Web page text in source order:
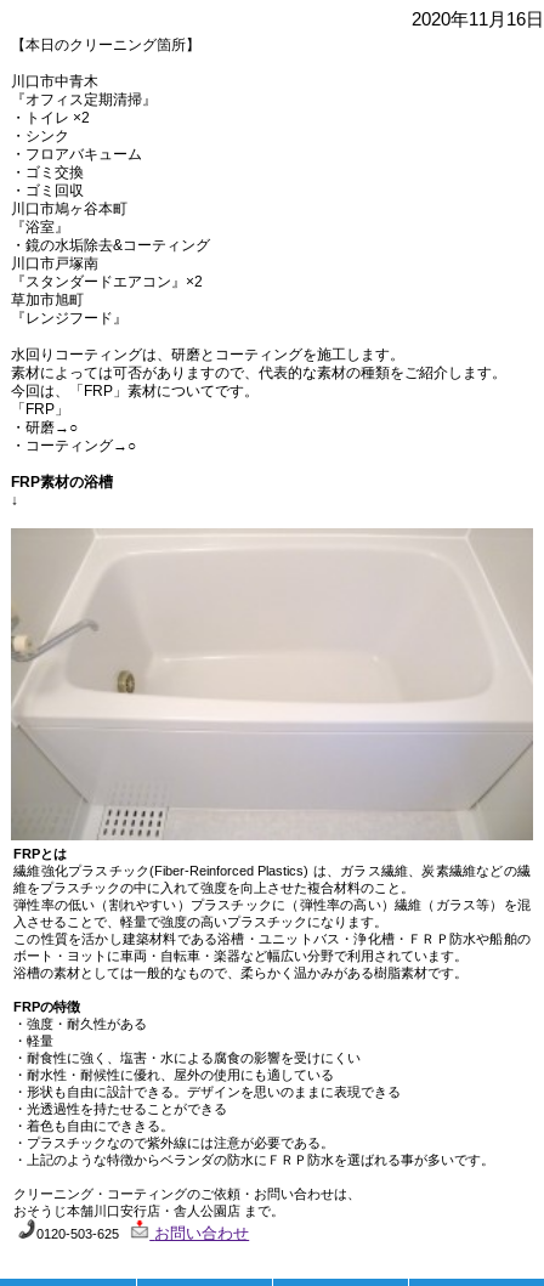
2020年11月16日
【本日のクリーニング箇所】
川口市中青木
『オフィス定期清掃』
・トイレ ×2
・シンク
・フロアバキューム
・ゴミ交換
・ゴミ回収
川口市鳩ヶ谷本町
『浴室』
・鏡の水垢除去&コーティング
川口市戸塚南
『スタンダードエアコン』 ×2
草加市旭町
『レンジフード』
水回りコーティングは、研磨とコーティングを施工します。
素材によっては可否がありますので、代表的な素材の種類をご紹介します。
今回は、「FRP」素材についてです。
「FRP」
・研磨→○
・コーティング→○
FRP素材の浴槽
↓
FRPとは
繊維強化プラスチック(Fiber-Reinforced Plastics) は、ガラス繊維、炭素繊維などの繊
維をプラスチックの中に入れて強度を向上させた複合材料のこと。
弾性率の低い（割れやすい）プラスチックに（弾性率の高い）繊維（ガラス等）を混
入させることで、軽量で強度の高いプラスチックになります。
この性質を活かし建築材料である浴槽・ユニットバス・浄化槽・ＦＲＰ防水や船舶の
ボート・ヨットに車両・自転車・楽器など幅広い分野で利用されています。
浴槽の素材としては一般的なもので、柔らかく温かみがある樹脂素材です。
FRPの特徴
・強度・耐久性がある
・軽量
・耐食性に強く、塩害・水による腐食の影響を受けにくい
・耐水性・耐候性に優れ、屋外の使用にも適している
・形状も自由に設計できる。デザインを思いのままに表現できる
・光透過性を持たせることができる
・着色も自由にでききる。
・プラスチックなので紫外線には注意が必要である。
・上記のような特徴からベランダの防水にＦＲＰ防水を選ばれる事が多いです。
クリーニング・コーティングのご依頼・お問い合わせは、
おそうじ本舗川口安行店・舎人公園店 まで。
0120-503-625
お問い合わせ